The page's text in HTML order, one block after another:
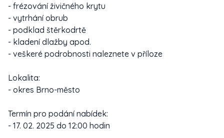
- frézování živičného krytu
- vytrhání obrub
- podklad štěrkodrtě
- kladení dlažby apod.
- veškeré podrobnosti naleznete v příloze
Lokalita:
- okres Brno-město
Termín pro podání nabídek:
- 17. 02. 2025 do 12:00 hodin